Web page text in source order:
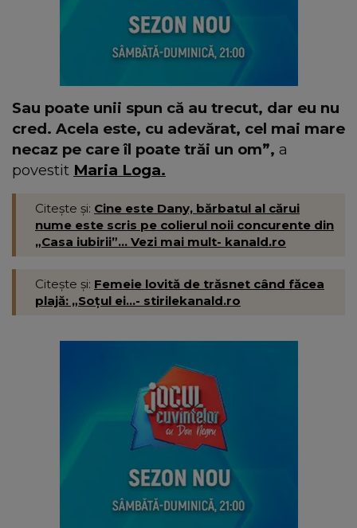
Sau poate unii spun că au trecut, dar eu nu
cred. Acela este, cu adevărat, cel mai mare
necaz pe care îl poate trăi un om”, a
povestit Maria Loga.
Citește și: Cine este Dany, bărbatul al cărui
nume este scris pe colierul noii concurente din
„Casa iubirii”... Vezi mai mult- kanald.ro
Citește și: Femeie lovită de trăsnet când făcea
plajă: „Soțul ei...- stirilekanald.ro